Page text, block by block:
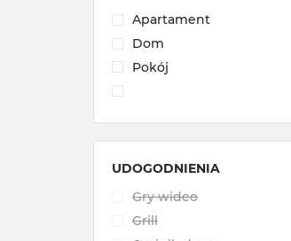
Apartament
Dom
Pokój
UDOGODNIENIA
Gry wideo
Grill